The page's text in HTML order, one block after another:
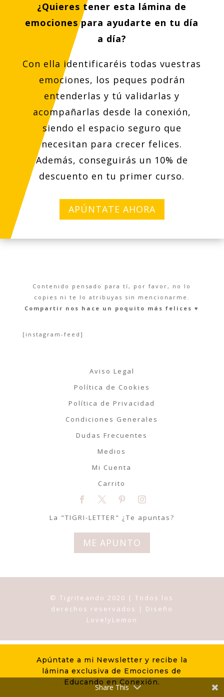
Apúntate a mi Newsletter y recibe la
lámina exclusiva de Emociones de
Educando en Conexión.
¿Quieres tener esta lámina de
emociones para ayudarte en tu día
a día?
Con ella identificaréis todas vuestras
emociones, los peques podrán
entenderlas y tú validarlas y
acompañarlas desde la conexión,
siendo el espacio seguro que
necesitan para crecer felices.
Además, conseguirás un 10% de
descuento en tu primer curso.
APÚNTATE AHORA
Contenido pensado para tí, por favor, no lo
copies ni te lo atribuyas sin mencionarme.
Compartir nos hace un poquito más felices ♥︎
[instagram-feed]
Aviso Legal
Política de Cookies
Política de Privacidad
Condiciones Generales
Dudas Frecuentes
Medios
Mi Cuenta
Carrito
La "TIGRI-LETTER" ¿Te apuntas?
ME APUNTO
© Tigriteando 2020 | Todos los
derechos reservados | Diseño
LovelyLemon
Share This